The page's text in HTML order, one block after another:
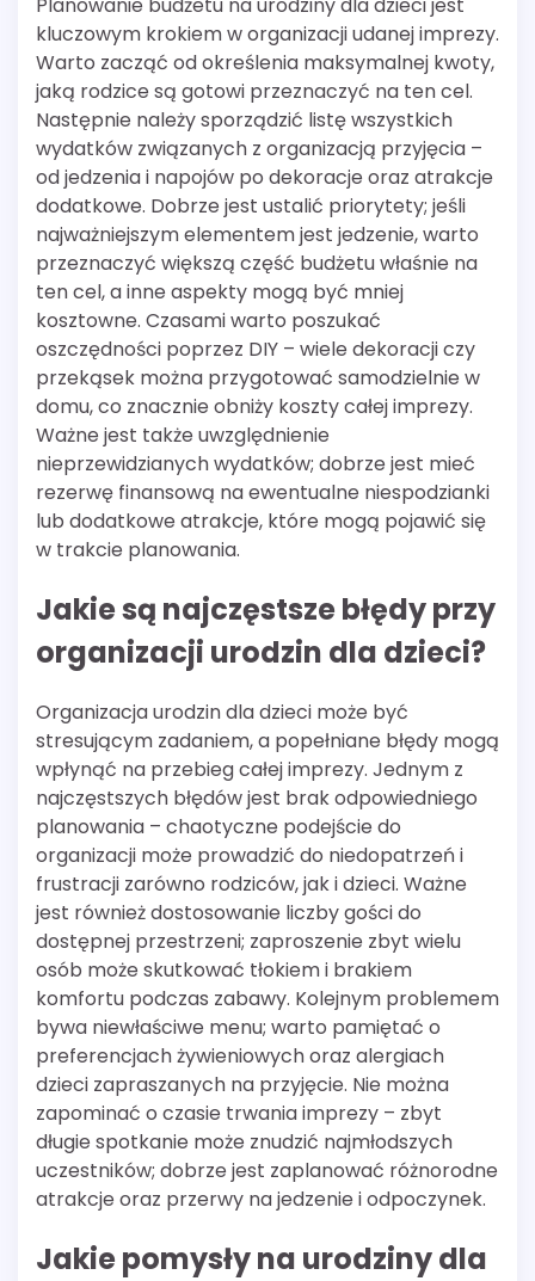
Planowanie budżetu na urodziny dla dzieci jest
kluczowym krokiem w organizacji udanej imprezy.
Warto zacząć od określenia maksymalnej kwoty,
jaką rodzice są gotowi przeznaczyć na ten cel.
Następnie należy sporządzić listę wszystkich
wydatków związanych z organizacją przyjęcia –
od jedzenia i napojów po dekoracje oraz atrakcje
dodatkowe. Dobrze jest ustalić priorytety; jeśli
najważniejszym elementem jest jedzenie, warto
przeznaczyć większą część budżetu właśnie na
ten cel, a inne aspekty mogą być mniej
kosztowne. Czasami warto poszukać
oszczędności poprzez DIY – wiele dekoracji czy
przekąsek można przygotować samodzielnie w
domu, co znacznie obniży koszty całej imprezy.
Ważne jest także uwzględnienie
nieprzewidzianych wydatków; dobrze jest mieć
rezerwę finansową na ewentualne niespodzianki
lub dodatkowe atrakcje, które mogą pojawić się
w trakcie planowania.
Jakie są najczęstsze błędy przy
organizacji urodzin dla dzieci?
Organizacja urodzin dla dzieci może być
stresującym zadaniem, a popełniane błędy mogą
wpłynąć na przebieg całej imprezy. Jednym z
najczęstszych błędów jest brak odpowiedniego
planowania – chaotyczne podejście do
organizacji może prowadzić do niedopatrzeń i
frustracji zarówno rodziców, jak i dzieci. Ważne
jest również dostosowanie liczby gości do
dostępnej przestrzeni; zaproszenie zbyt wielu
osób może skutkować tłokiem i brakiem
komfortu podczas zabawy. Kolejnym problemem
bywa niewłaściwe menu; warto pamiętać o
preferencjach żywieniowych oraz alergiach
dzieci zapraszanych na przyjęcie. Nie można
zapominać o czasie trwania imprezy – zbyt
długie spotkanie może znudzić najmłodszych
uczestników; dobrze jest zaplanować różnorodne
atrakcje oraz przerwy na jedzenie i odpoczynek.
Jakie pomysły na urodziny dla